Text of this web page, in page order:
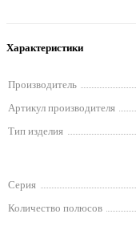
Характеристики
Производитель
Артикул производителя
Тип изделия
Серия
Количество полюсов